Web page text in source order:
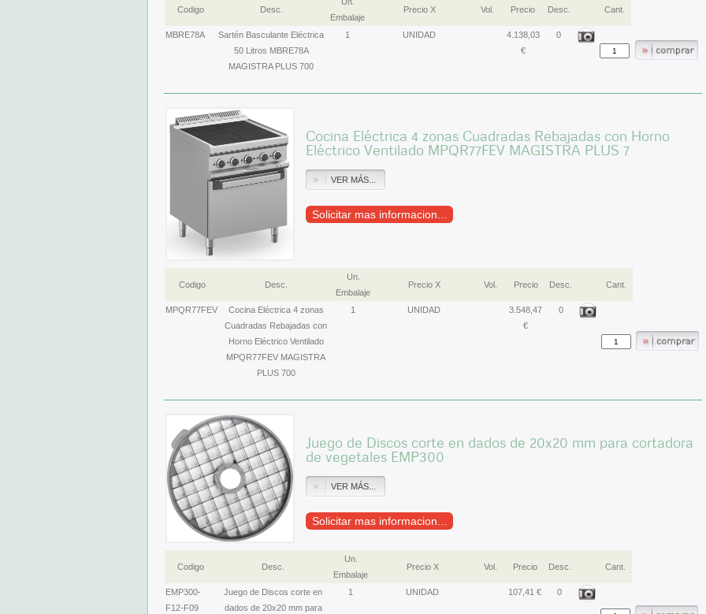
Codigo Desc.
Embalaje
Precio X Vol. Precio Desc. Cant.
MBRE78A
Sartén Basculante Eléctrica
50 Litros MBRE78A
MAGISTRA PLUS 700
1 UNIDAD
4.138,03
€
0
Cocina Eléctrica 4 zonas Cuadradas Rebajadas con Horno
Eléctrico Ventilado MPQR77FEV MAGISTRA PLUS 7
VER MÁS...
Solicitar mas informacion...
Codigo Desc.
Un.
Embalaje
Precio X Vol. Precio Desc. Cant.
MPQR77FEV
Cocina Eléctrica 4 zonas
Cuadradas Rebajadas con
Horno Eléctrico Ventilado
MPQR77FEV MAGISTRA
PLUS 700
1 UNIDAD
3.548,47
€
0
Juego de Discos corte en dados de 20x20 mm para cortadora
de vegetales EMP300
VER MÁS...
Solicitar mas informacion...
Codigo Desc.
Un.
Embalaje
Precio X Vol. Precio Desc. Cant.
EMP300-
F12-F09
Juego de Discos corte en
dados de 20x20 mm para
1 UNIDAD 107,41 € 0